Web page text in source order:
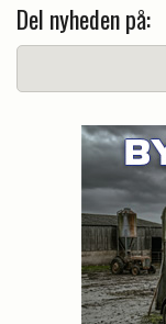
Del nyheden på: